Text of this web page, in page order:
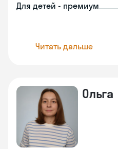
Для детей - премиум
Читать дальше
Ольга